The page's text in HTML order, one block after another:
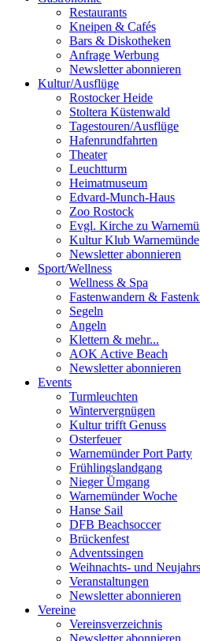
Restaurants
Kneipen & Cafés
Bars & Diskotheken
Anfrage Werbung
Newsletter abonnieren
Kultur/Ausflüge
Rostocker Heide
Stoltera Küstenwald
Tagestouren/Ausflüge
Hafenrundfahrten
Theater
Leuchtturm
Heimatmuseum
Edvard-Munch-Haus
Zoo Rostock
Evgl. Kirche zu
Kultur Klub Warnemünde
Newsletter abonnieren
Sport/Wellness
Wellness & Spa
Fastenwandern &
Segeln
Angeln
Klettern & mehr...
AOK Active Beach
Newsletter abonnieren
Events
Turmleuchten
Wintervergnügen
Kultur trifft Genuss
Osterfeuer
Warnemünder Port Party
Frühlingslandgang
Nieger Ümgang
Warnemünder Woche
Hanse Sail
DFB Beachsoccer
Brückenfest
Adventssingen
Weihnachts- und
Veranstaltungen
Newsletter abonnieren
Vereine
Vereinsverzeichnis
Newsletter abonnieren